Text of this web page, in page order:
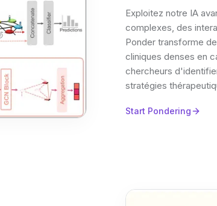
Exploitez notre IA
complexes, des
Ponder transforme
cliniques denses en
chercheurs
stratégies
Start Pondering